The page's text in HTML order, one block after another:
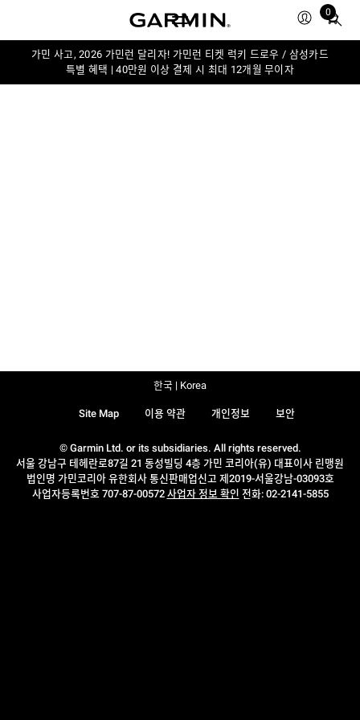
0
Total
in
가민 사고, 2026 가민런 달리자! 가민런 티켓 럭키 드로우 / 삼성카드
특별 혜택 | 40만원 이상 결제 시 최대 12개월 무이자
© Garmin Ltd. or its subsidiaries. All rights reserved.
서울 강남구 테헤란로87길 21 동성빌딩 4층 가민 코리아(유) 대표이사 린맹원
법인명 가민코리아 유한회사 통신판매업신고 제2019-서울강남-03093호
사업자등록번호 707-87-00572 사업자 정보 확인 전화: 02-2141-5855
Site Map 이용 약관 개인정보 보안
한국 | Korea